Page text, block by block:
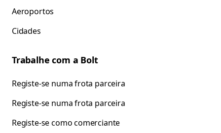
Aeroportos
Cidades
Trabalhe com a Bolt
Registe-se numa frota parceira
Registe-se numa frota parceira
Registe-se como comerciante